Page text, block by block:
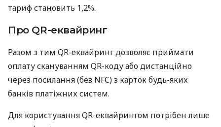
тариф становить 1,2%.
Про QR-еквайринг
Разом з тим QR-еквайринг дозволяє приймати
оплату скануванням QR-коду або дистанційно
через посилання (без NFC) з карток будь-яких
банків платіжних систем.
Для користування QR-еквайрингом потрібен лише